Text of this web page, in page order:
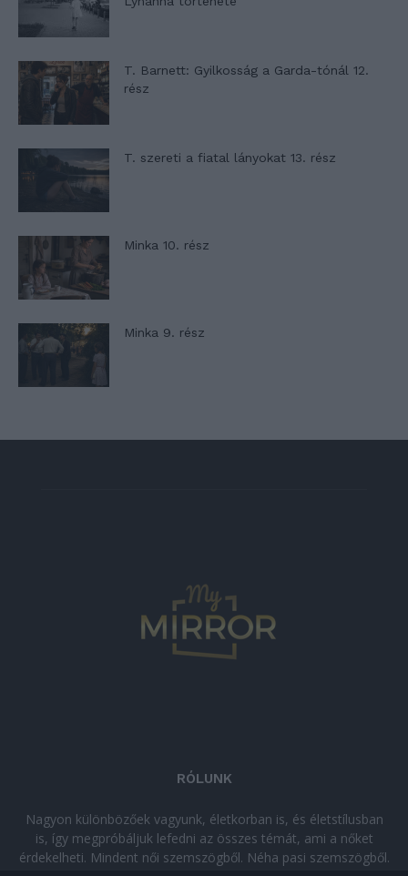
T. Barnett: Gyilkosság a Garda-tónál 12.
rész
T. szereti a fiatal lányokat 13. rész
Minka 10. rész
Minka 9. rész
RÓLUNK
Nagyon különbözőek vagyunk, életkorban is, és életstílusban
is, így megpróbáljuk lefedni az összes témát, ami a nőket
érdekelheti. Mindent női szemszögből. Néha pasi szemszögből.